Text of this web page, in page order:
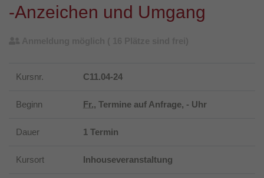
-Anzeichen und Umgang
Kursnr. C11.04-24
Beginn Fr., Termine auf Anfrage, - Uhr
Dauer 1 Termin
Kursort Inhouseveranstaltung